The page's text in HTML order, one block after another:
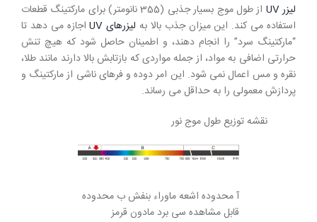
لیزر UV
از طول موج بسیار جذبی (355 نانومتر) برای مارکتینگ قطعات
استفاده می کند. این میزان جذب بالا به لیزرهای UV
اجازه می دهد تا
“مارکتینگ سرد” را انجام دهند، و اطمینان حاصل شود که هیچ تنش
حرارتی اضافی به مواد، از جمله مواردی که بازتابش بالا دارند مانند طلا،
نقره و مس اعمال نمی شود. این امر دوده و فرهای ناشی از مارکتینگ و
پردازش معمولی را به حداقل می رساند.
نقشه توزیع طول موج نور
آ محدوده اشعه ماوراء بنفش ب محدوده
قابل مشاهده سی برد مادون قرمز